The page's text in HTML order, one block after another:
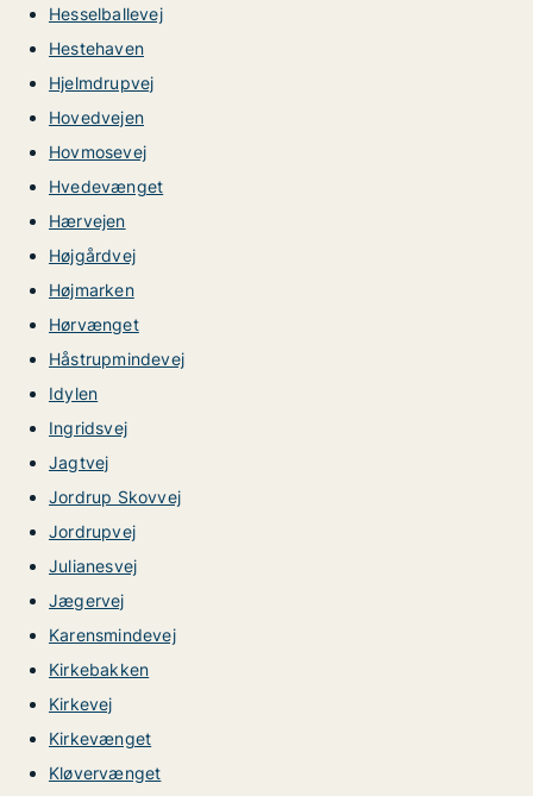
Hesselballevej
Hestehaven
Hjelmdrupvej
Hovedvejen
Hovmosevej
Hvedevænget
Hærvejen
Højgårdvej
Højmarken
Hørvænget
Håstrupmindevej
Idylen
Ingridsvej
Jagtvej
Jordrup Skovvej
Jordrupvej
Julianesvej
Jægervej
Karensmindevej
Kirkebakken
Kirkevej
Kirkevænget
Kløvervænget